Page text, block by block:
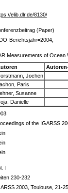
elib.dlr.de/8130/
(Paper)
Berichtsjahr=2004,
Measurements of Ocean
Jochen
Paris
Susanne
Danielle
of the IGARSS
I
230-232
2003, Toulouse, 21-